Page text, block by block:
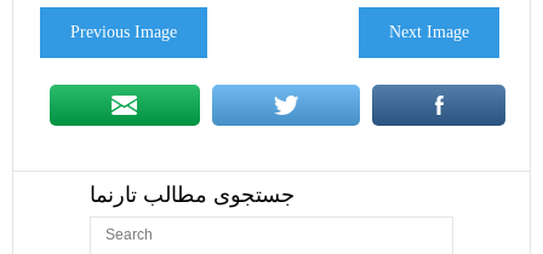
Previous Image Next Image
جستجوی مطالب تارنما